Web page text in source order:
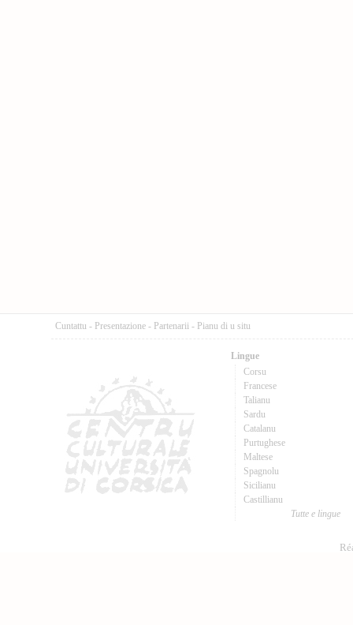
Cuntattu - Presentazione - Partenarii - Pianu di u situ
Lingue
Corsu
Francese
Talianu
Sardu
Catalanu
Purtughese
Maltese
Spagnolu
Sicilianu
Castillianu
Tutte e lingue